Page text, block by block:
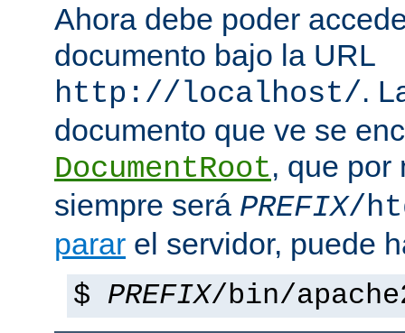
Ahora debe poder
documento bajo la URL
http://localhost/.
documento que ve se
DocumentRoot, que por
siempre será PREFIX/
parar el servidor, puede
$ PREFIX/bin/